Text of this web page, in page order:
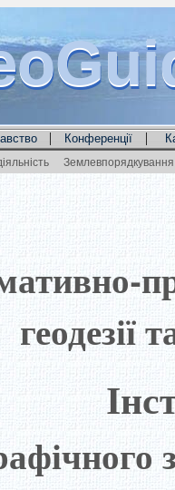
| Конференції |
геодезії